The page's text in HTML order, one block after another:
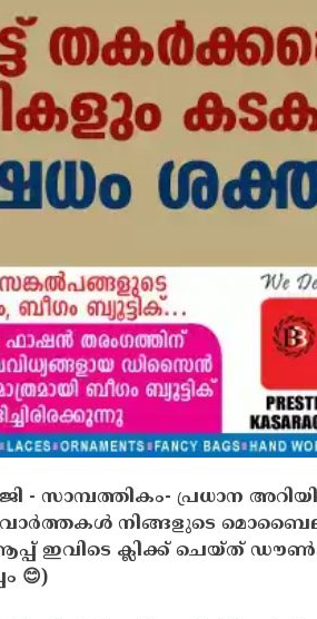
സാമ്പത്തികം- പ്രധാന
വാർത്തകൾ നിങ്ങളുടെ
ഇവിടെ ക്ലിക്ക് ചെയ്ത്
😊)